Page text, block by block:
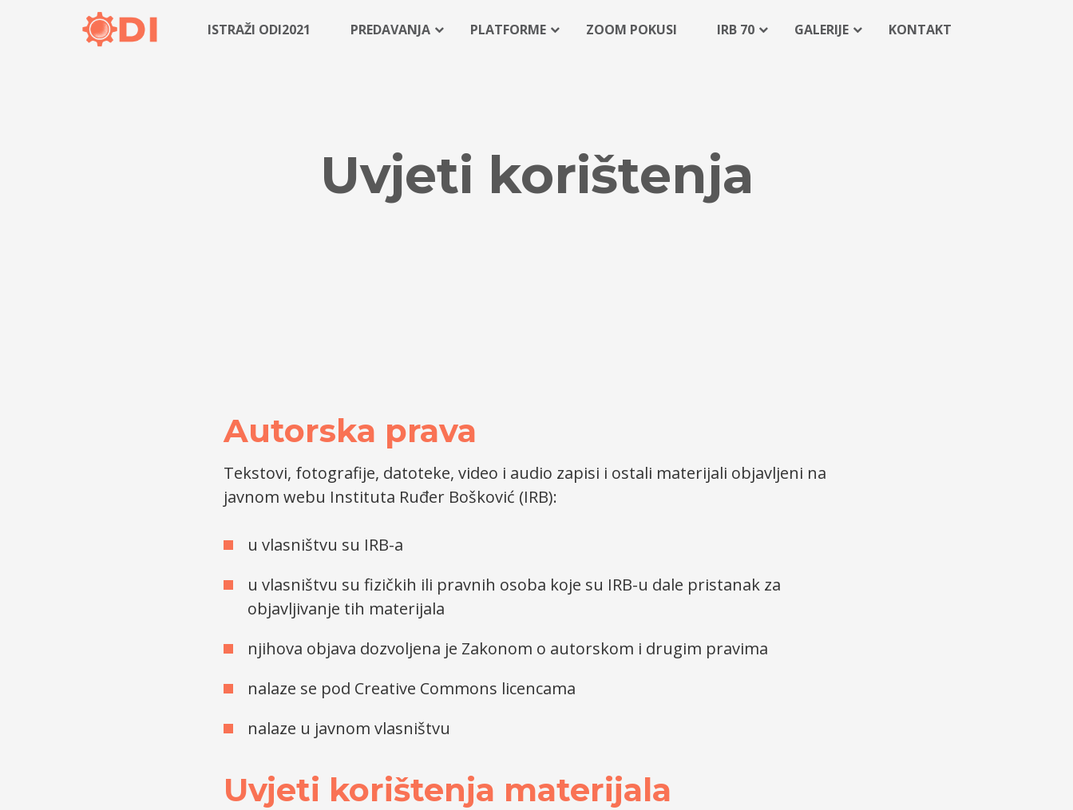
ISTRAŽI ODI2021 PREDAVANJA PLATFORME ZOOM POKUSI IRB 70 GALERIJE KONTAKT
Uvjeti korištenja
Autorska prava
Tekstovi, fotografije, datoteke, video i audio zapisi i ostali materijali objavljeni na
javnom webu Instituta Ruđer Bošković (IRB):
u vlasništvu su IRB-a
u vlasništvu su fizičkih ili pravnih osoba koje su IRB-u dale pristanak za
objavljivanje tih materijala
njihova objava dozvoljena je Zakonom o autorskom i drugim pravima
nalaze se pod Creative Commons licencama
nalaze u javnom vlasništvu
Uvjeti korištenja materijala